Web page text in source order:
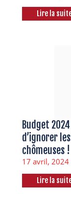
Lire la
Budget
d’ignorer
chômeuses !
17 avril, 2024
Lire la